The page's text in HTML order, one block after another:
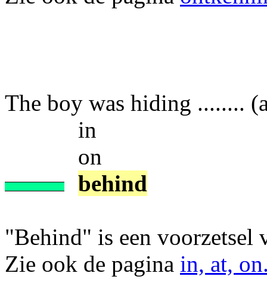
The boy was hiding ........
in
on
behind
"Behind" is een voorzetsel
Zie ook de pagina in, at,